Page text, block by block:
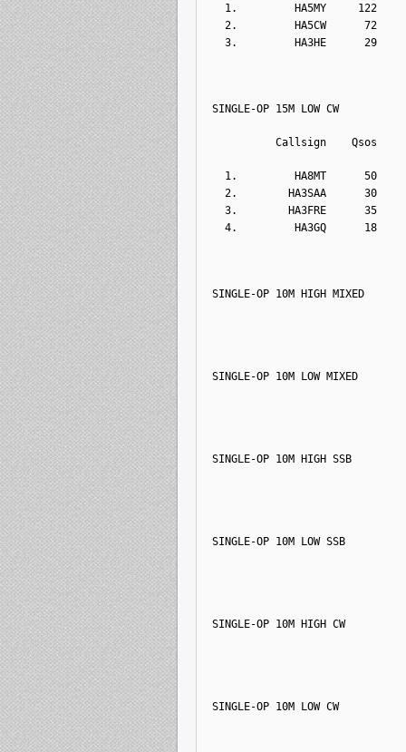
1.         HA5MY     122
2.         HA5CW      72
3.         HA3HE      29
SINGLE-OP 15M LOW CW
Callsign    Qsos
1.         HA8MT      50
2.        HA3SAA      30
3.        HA3FRE      35
4.         HA3GQ      18
SINGLE-OP 10M HIGH MIXED
SINGLE-OP 10M LOW MIXED
SINGLE-OP 10M HIGH SSB
SINGLE-OP 10M LOW SSB
SINGLE-OP 10M HIGH CW
SINGLE-OP 10M LOW CW